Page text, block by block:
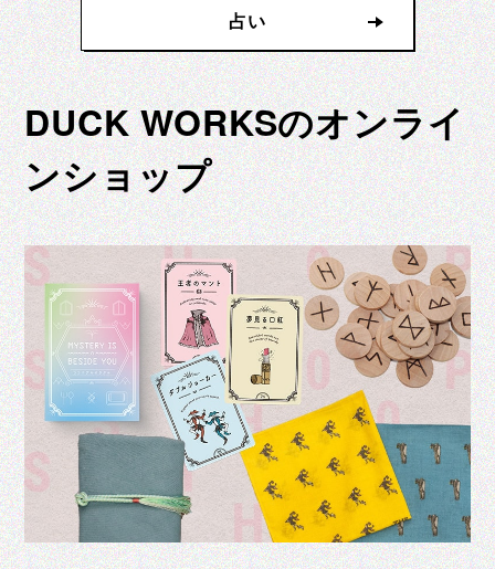
占い
DUCK WORKSのオンライ
ンショップ